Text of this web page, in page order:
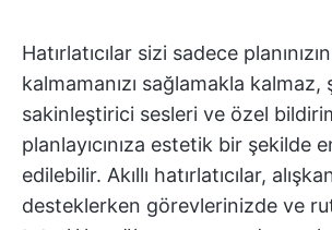
Hatırlatıcılar sizi sadece
kalmamanızı sağlamakla kalmaz,
sakinleştirici sesleri ve özel
planlayıcınıza estetik bir şekilde
edilebilir. Akıllı hatırlatıcılar,
desteklerken görevlerinizde ve